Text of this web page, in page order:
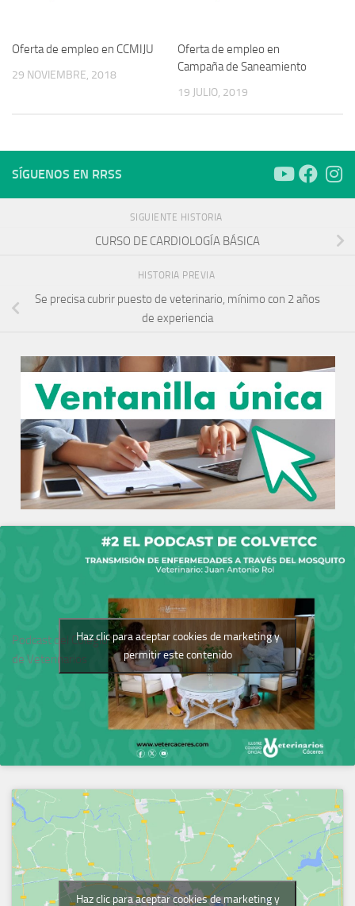
Oferta de empleo en CCMIJU
29 NOVIEMBRE, 2018
Oferta de empleo en
Campaña de Saneamiento
19 JULIO, 2019
SÍGUENOS EN RRSS
SIGUIENTE HISTORIA
CURSO DE CARDIOLOGÍA BÁSICA
HISTORIA PREVIA
Se precisa cubrir puesto de veterinario, mínimo con 2 años
de experiencia
Podcast del Colegio
de Veterinarios
Haz clic para aceptar cookies de marketing y
permitir este contenido
Haz clic para aceptar cookies de marketing y